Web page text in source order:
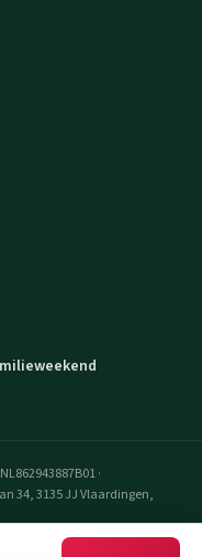
·
34, 3135 JJ Vlaardingen,
rechten voorbehouden.